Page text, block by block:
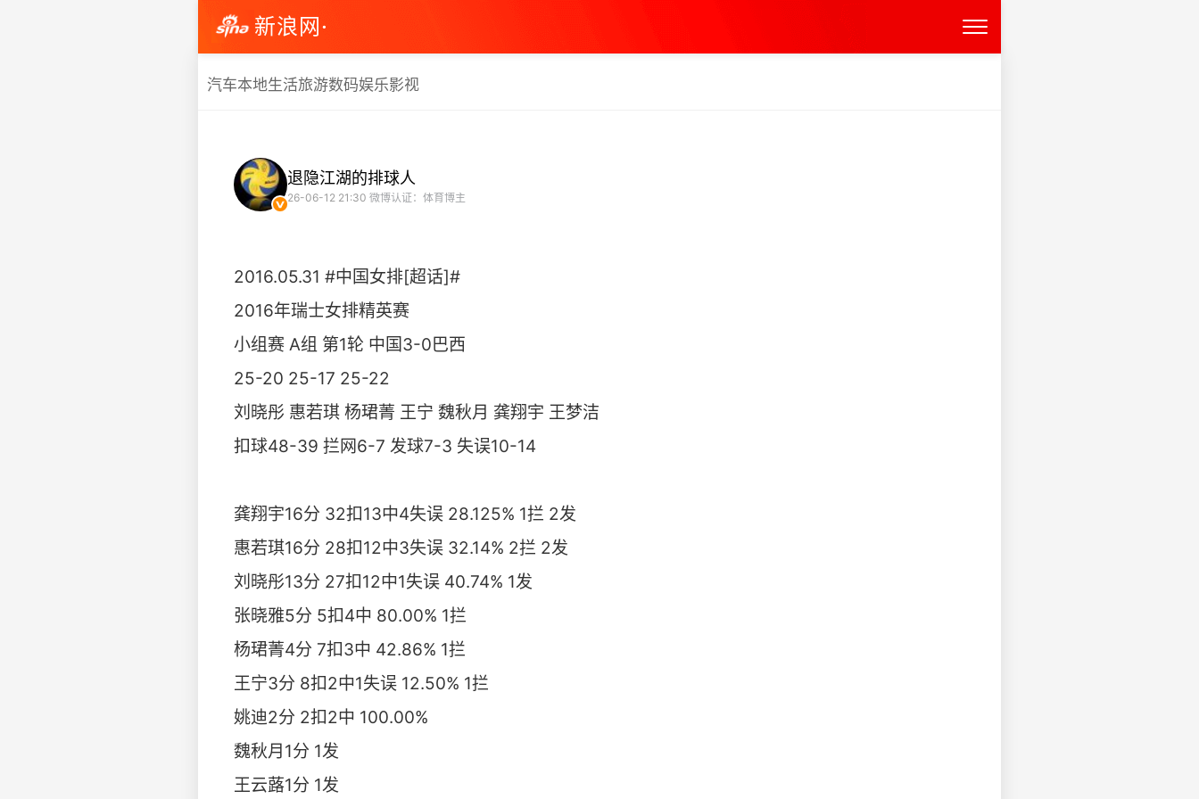
新浪网·
汽车本地生活旅游数码娱乐影视
退隐江湖的排球人
26-06-12 21:30 微博认证：体育博主
2016.05.31 #中国女排[超话]#
2016年瑞士女排精英赛
小组赛 A组 第1轮 中国3-0巴西
25-20 25-17 25-22
刘晓彤 惠若琪 杨珺菁 王宁 魏秋月 龚翔宇 王梦洁
扣球48-39 拦网6-7 发球7-3 失误10-14
龚翔宇16分 32扣13中4失误 28.125% 1拦 2发
惠若琪16分 28扣12中3失误 32.14% 2拦 2发
刘晓彤13分 27扣12中1失误 40.74% 1发
张晓雅5分 5扣4中 80.00% 1拦
杨珺菁4分 7扣3中 42.86% 1拦
王宁3分 8扣2中1失误 12.50% 1拦
姚迪2分 2扣2中 100.00%
魏秋月1分 1发
王云蕗1分 1发